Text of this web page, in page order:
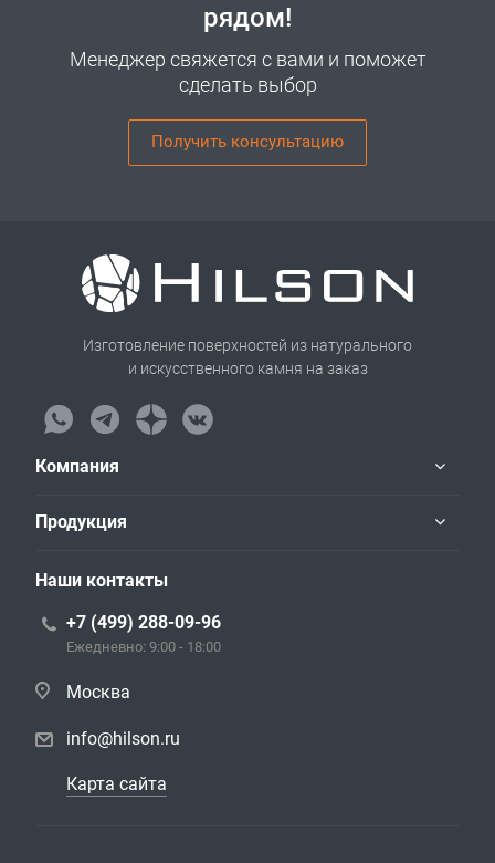
рядом!
Менеджер свяжется с вами и поможет
сделать выбор
Получить консультацию
Изготовление поверхностей из натурального
и искусственного камня на заказ
Компания
Продукция
Наши контакты
+7 (499) 288-09-96
Ежедневно: 9:00 - 18:00
Москва
info@hilson.ru
Карта сайта